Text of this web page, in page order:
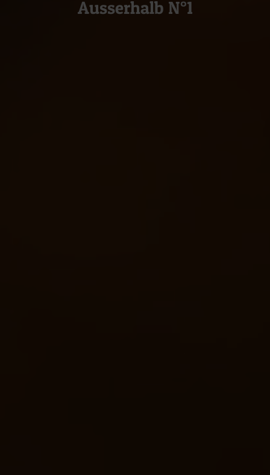
Ausserhalb N°1